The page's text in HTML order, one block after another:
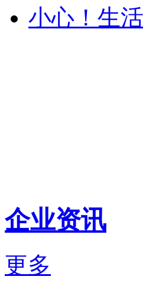
小心！生
企业资讯
更多